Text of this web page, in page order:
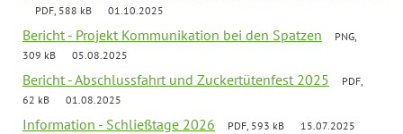
PDF, 588 kB 01.10.2025
Bericht - Projekt Kommunikation bei den Spatzen
PNG,
309 kB
05.08.2025
Bericht - Abschlussfahrt und Zuckertütenfest 2025
PDF,
62 kB
01.08.2025
Information - Schließtage 2026 PDF, 593 kB 15.07.2025